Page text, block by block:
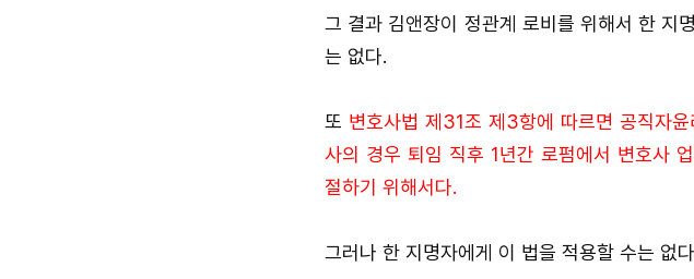
그 결과 김앤장이 정관계 로비를 위해서 한 지
는 없다.
또 변호사법 제31조 제3항에 따르면 공직자
사의 경우 퇴임 직후 1년간 로펌에서 변호사
절하기 위해서다.
그러나 한 지명자에게 이 법을 적용할 수는 없